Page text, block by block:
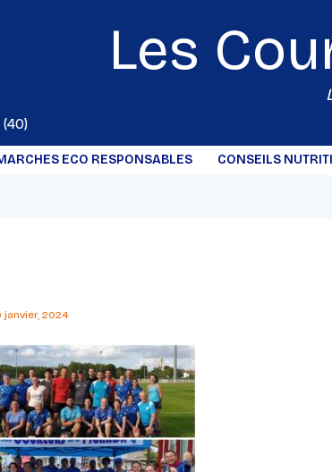
Les
ECO RESPONSABLES CONSEILS
janvier, 2024